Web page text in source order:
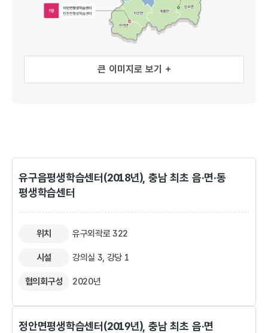
우성면평생학습센터, 사곡면평생학습센터, 1명 : 우성면, 사곡
큰 이미지로 보기 +
유구읍평생학습센터(2018년), 충남 최초 읍·면·동
평생학습센터
위치 유구외곽로 322
시설 강의실 3, 강당 1
협의회구성 2020년
정안면평생학습센터(2019년), 충남 최초 읍·면